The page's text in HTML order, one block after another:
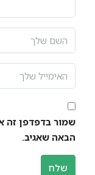
שמור בדפדפן זה
הבאה שאגיב.
שלח